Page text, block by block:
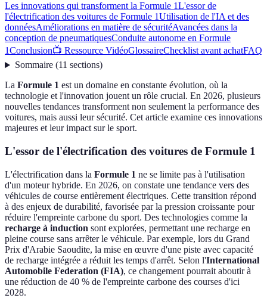
Les innovations qui transforment la Formule 1L'essor de
l'électrification des voitures de Formule 1Utilisation de l'IA et des
donnéesAméliorations en matière de sécuritéAvancées dans la
conception de pneumatiquesConduite autonome en Formule
1Conclusion📺 Ressource VidéoGlossaireChecklist avant achatFAQ
Sommaire(11 sections)
La Formule 1 est un domaine en constante évolution, où la
technologie et l'innovation jouent un rôle crucial. En 2026, plusieurs
nouvelles tendances transforment non seulement la performance des
voitures, mais aussi leur sécurité. Cet article examine ces innovations
majeures et leur impact sur le sport.
L'essor de l'électrification des voitures de Formule 1
L'électrification dans la Formule 1 ne se limite pas à l'utilisation
d'un moteur hybride. En 2026, on constate une tendance vers des
véhicules de course entièrement électriques. Cette transition répond
à des enjeux de durabilité, favorisée par la pression croissante pour
réduire l'empreinte carbone du sport. Des technologies comme la
recharge à induction sont explorées, permettant une recharge en
pleine course sans arrêter le véhicule. Par exemple, lors du Grand
Prix d'Arabie Saoudite, la mise en œuvre d'une piste avec capacité
de recharge intégrée a réduit les temps d'arrêt. Selon l'International
Automobile Federation (FIA), ce changement pourrait aboutir à
une réduction de 40 % de l'empreinte carbone des courses d'ici
2028.